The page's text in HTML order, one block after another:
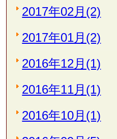
2017年02月(2)
2017年01月(2)
2016年12月(1)
2016年11月(1)
2016年10月(1)